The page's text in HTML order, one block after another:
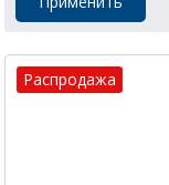
Распродажа